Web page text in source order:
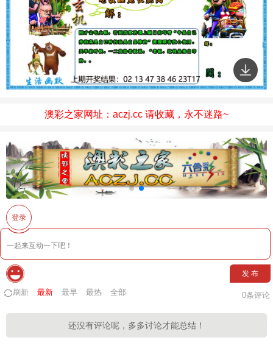
澳彩之家网址：aczj.cc 请收藏，永不迷路~
登录
发 布
刷新 最新 最早 最热 全部 0条评论
还没有评论呢，多多讨论才能总结！